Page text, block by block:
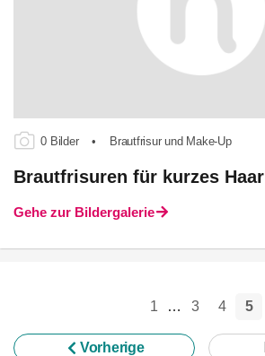
0 Bilder • Brautfrisur und Make-Up
Brautfrisuren für kurzes Haar
Gehe zur Bildergalerie
1 … 3 4 5
Vorherige